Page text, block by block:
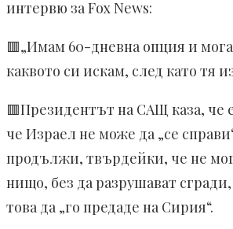
интервю за Fox News:
🟥„Имам 60-дневна опция и
каквото си искам, след като тя
🟥Президентът на САЩ каза, че
че Израел не може да „се
продължи, твърдейки, че не
нищо, без да разрушават
това да „го предаде на Сирия“.